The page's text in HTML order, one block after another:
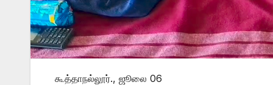
கூத்தாநல்லூர்., ஜூலை 06